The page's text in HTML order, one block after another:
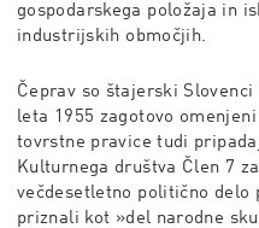
gospodarskega položaja in
industrijskih območjih.
Čeprav so štajerski
leta 1955 zagotovo
tovrstne pravice tudi
Kulturnega društva Člen 7
večdesetletno politično delo
priznali kot »del narodne